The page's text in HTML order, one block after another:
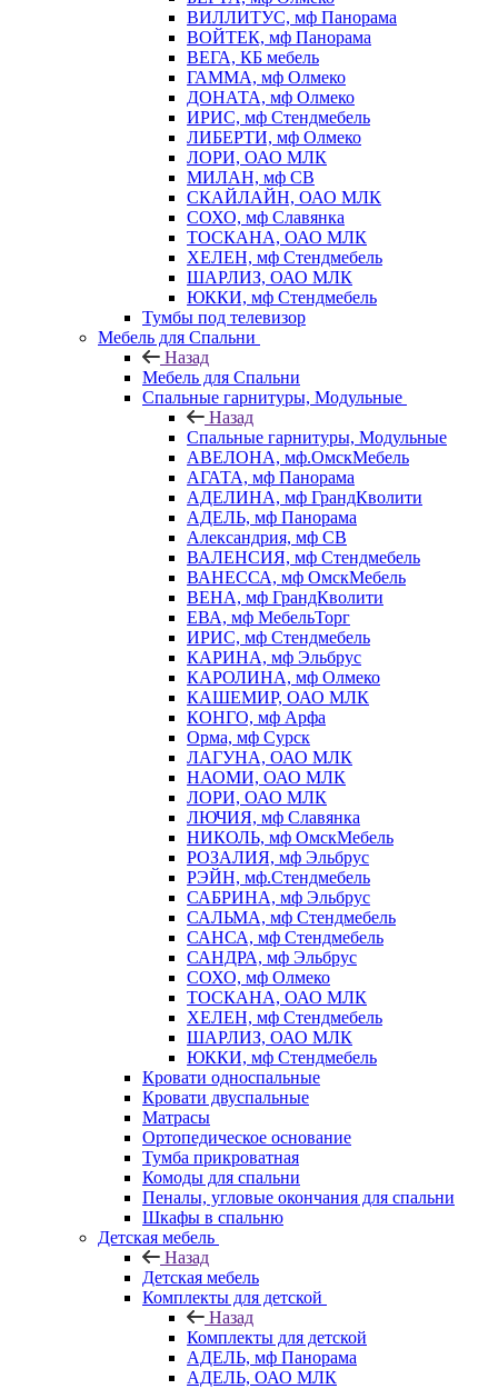
ВИЛЛИТУС, мф Панорама
ВОЙТЕК, мф Панорама
ВЕГА, КБ мебель
ГАММА, мф Олмеко
ДОНАТА, мф Олмеко
ИРИС, мф Стендмебель
ЛИБЕРТИ, мф Олмеко
ЛОРИ, ОАО МЛК
МИЛАН, мф СВ
СКАЙЛАЙН, ОАО МЛК
СОХО, мф Славянка
ТОСКАНА, ОАО МЛК
ХЕЛЕН, мф Стендмебель
ШАРЛИЗ, ОАО МЛК
ЮККИ, мф Стендмебель
Тумбы под телевизор
Мебель для Спальни
Назад
Мебель для Спальни
Спальные гарнитуры, Модульные
Назад
Спальные гарнитуры, Модульные
АВЕЛОНА, мф.ОмскМебель
АГАТА, мф Панорама
АДЕЛИНА, мф ГрандКволити
АДЕЛЬ, мф Панорама
Александрия, мф СВ
ВАЛЕНСИЯ, мф Стендмебель
ВАНЕССА, мф ОмскМебель
ВЕНА, мф ГрандКволити
ЕВА, мф МебельТорг
ИРИС, мф Стендмебель
КАРИНА, мф Эльбрус
КАРОЛИНА, мф Олмеко
КАШЕМИР, ОАО МЛК
КОНГО, мф Арфа
Орма, мф Сурск
ЛАГУНА, ОАО МЛК
НАОМИ, ОАО МЛК
ЛОРИ, ОАО МЛК
ЛЮЧИЯ, мф Славянка
НИКОЛЬ, мф ОмскМебель
РОЗАЛИЯ, мф Эльбрус
РЭЙН, мф.Стендмебель
САБРИНА, мф Эльбрус
САЛЬМА, мф Стендмебель
САНСА, мф Стендмебель
САНДРА, мф Эльбрус
СОХО, мф Олмеко
ТОСКАНА, ОАО МЛК
ХЕЛЕН, мф Стендмебель
ШАРЛИЗ, ОАО МЛК
ЮККИ, мф Стендмебель
Кровати односпальные
Кровати двуспальные
Матрасы
Ортопедическое основание
Тумба прикроватная
Комоды для спальни
Пеналы, угловые окончания для спальни
Шкафы в спальню
Детская мебель
Назад
Детская мебель
Комплекты для детской
Назад
Комплекты для детской
АДЕЛЬ, мф Панорама
АДЕЛЬ, ОАО МЛК